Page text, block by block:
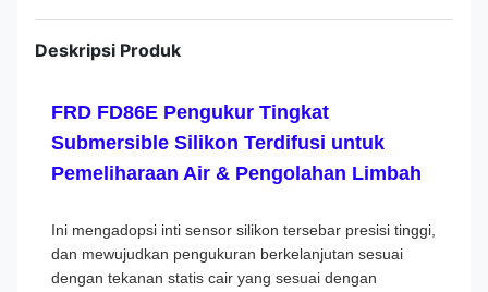
Deskripsi Produk
FRD FD86E Pengukur Tingkat
Submersible Silikon Terdifusi untuk
Pemeliharaan Air & Pengolahan Limbah
Ini mengadopsi inti sensor silikon tersebar presisi tinggi,
dan mewujudkan pengukuran berkelanjutan sesuai
dengan tekanan statis cair yang sesuai dengan